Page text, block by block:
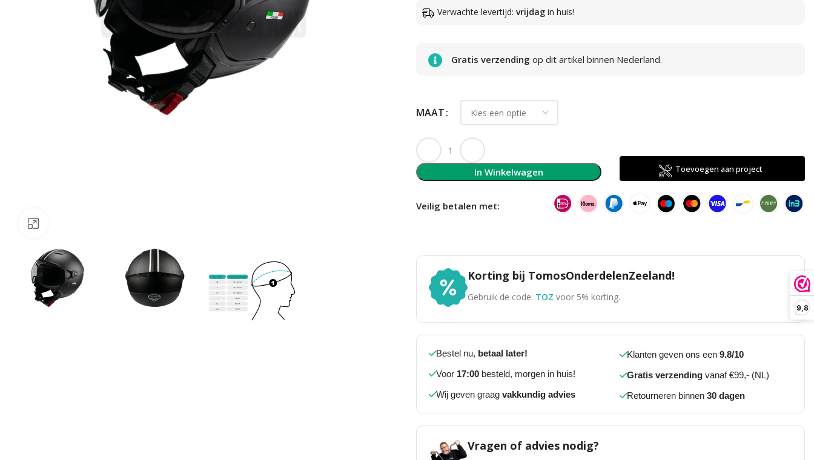
9,8
Verwachte levertijd: vrijdagin huis!
Gratis verzending op dit artikel binnen Nederland.
MAAT
In Winkelwagen Toevoegen aan project
Veilig betalen met:
Korting bij TomosOnderdelenZeeland!
Gebruik de code: TOZ voor 5% korting.
Bestel nu, betaal later!
Voor 17:00besteld, morgen in huis!
Wij geven graag vakkundig advies
Klanten geven ons een 9.8/10
Gratis verzendingvanaf €99,- (NL)
Retourneren binnen 30 dagen
Vragen of advies nodig?